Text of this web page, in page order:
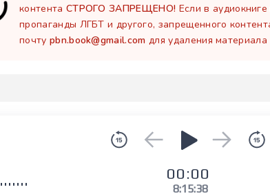
контента СТРОГО ЗАПРЕЩЕНО! Если в
пропаганды ЛГБТ и другого, запрещенного
почту pbn.book@gmail.com для удаления материала
00:00
8:15:38